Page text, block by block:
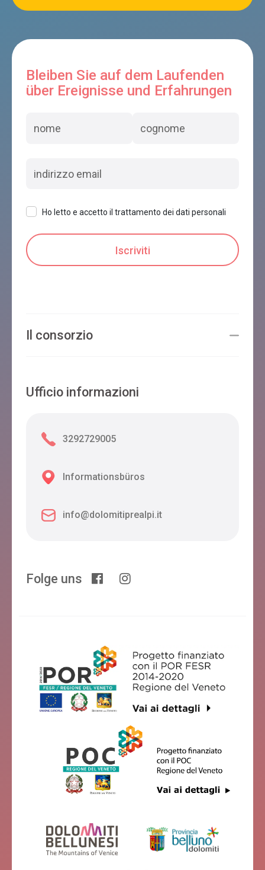
Bleiben Sie auf dem Laufenden
über Ereignisse und Erfahrungen
Ho letto e accetto il trattamento dei dati personali
Il consorzio
Ufficio informazioni
3292729005
Informationsbüros
info@dolomitiprealpi.it
Folge uns